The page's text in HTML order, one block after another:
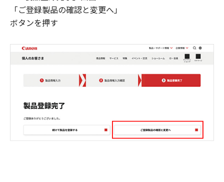
「ご登録製品の確認と変更へ」
ボタンを押す